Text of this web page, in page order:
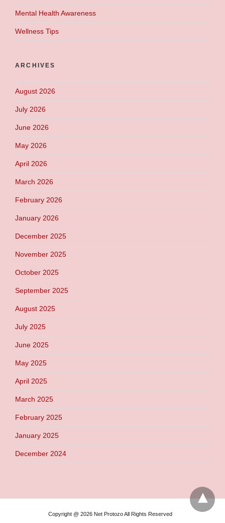
Mental Health Awareness
Wellness Tips
ARCHIVES
August 2026
July 2026
June 2026
May 2026
April 2026
March 2026
February 2026
January 2026
December 2025
November 2025
October 2025
September 2025
August 2025
July 2025
June 2025
May 2025
April 2025
March 2025
February 2025
January 2025
December 2024
Copyright @ 2026 Net Protozo All Rights Reserved